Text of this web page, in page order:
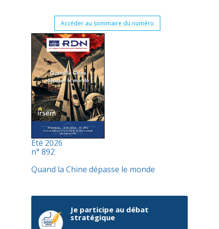
Accéder au sommaire du numéro
Été 2026
n° 892
Quand la Chine dépasse le monde
Je participe au débat
stratégique